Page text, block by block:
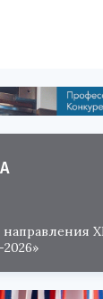
направления